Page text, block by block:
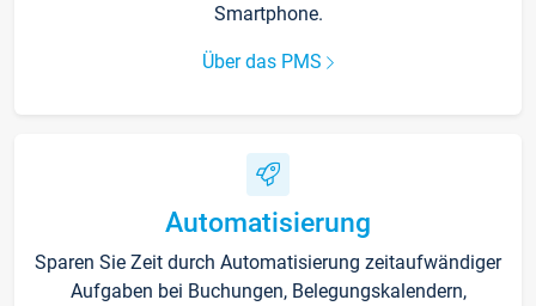
Smartphone.
Über das PMS
Automatisierung
Sparen Sie Zeit durch Automatisierung zeitaufwändiger
Aufgaben bei Buchungen, Belegungskalendern,